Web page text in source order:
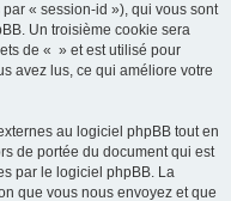
« session-id »), qui vous sont
Un troisième cookie sera
de « » et est utilisé pour
avez lus, ce qui améliore votre
au logiciel phpBB tout en
de portée du document qui est
par le logiciel phpBB. La
que vous nous envoyez et que